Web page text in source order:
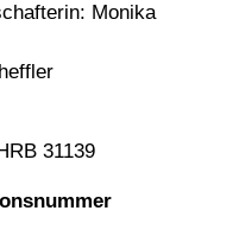
Monika
31139